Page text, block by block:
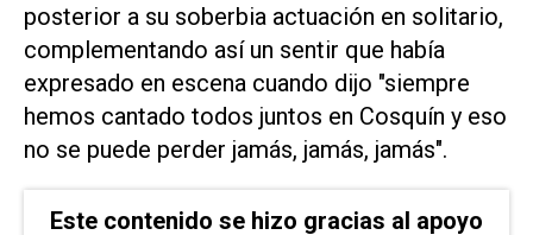
posterior a su soberbia actuación en solitario,
complementando así un sentir que había
expresado en escena cuando dijo "siempre
hemos cantado todos juntos en Cosquín y eso
no se puede perder jamás, jamás, jamás".
Este contenido se hizo gracias al apoyo